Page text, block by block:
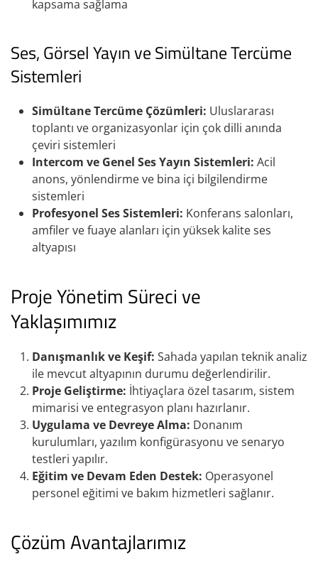
kapsama sağlama
Ses, Görsel Yayın ve Simültane Tercüme
Sistemleri
Simültane Tercüme Çözümleri: Uluslararası
toplantı ve organizasyonlar için çok dilli anında
çeviri sistemleri
Intercom ve Genel Ses Yayın Sistemleri: Acil
anons, yönlendirme ve bina içi bilgilendirme
sistemleri
Profesyonel Ses Sistemleri: Konferans salonları,
amfiler ve fuaye alanları için yüksek kalite ses
altyapısı
Proje Yönetim Süreci ve
Yaklaşımımız
Danışmanlık ve Keşif: Sahada yapılan teknik analiz
ile mevcut altyapının durumu değerlendirilir.
Proje Geliştirme: İhtiyaçlara özel tasarım, sistem
mimarisi ve entegrasyon planı hazırlanır.
Uygulama ve Devreye Alma: Donanım
kurulumları, yazılım konfigürasyonu ve senaryo
testleri yapılır.
Eğitim ve Devam Eden Destek: Operasyonel
personel eğitimi ve bakım hizmetleri sağlanır.
Çözüm Avantajlarımız